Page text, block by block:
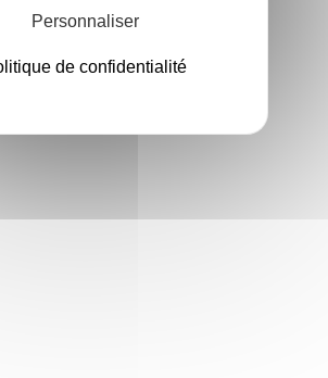
Personnaliser
de confidentialité